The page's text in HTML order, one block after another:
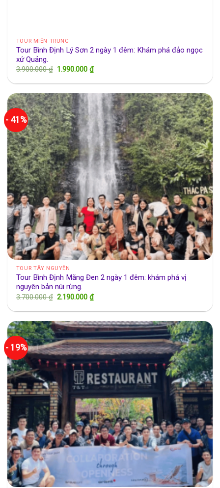
TOUR MIỀN TRUNG
Tour Bình Định Lý Sơn 2 ngày 1 đêm: Khám phá đảo ngọc
xứ Quảng.
3.900.000₫ Giá
là:
1.990.000₫Giá
hiện
tại
1.990.000 ₫.
- 41%
TOUR TÂY NGUYÊN
Tour Bình Định Măng Đen 2 ngày 1 đêm: khám phá vị
nguyên bản núi rừng.
3.700.000₫ Giá
là:
2.190.000₫Giá
hiện
tại
2.190.000 ₫.
- 19%